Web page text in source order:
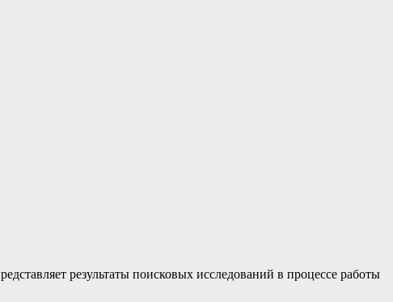
результаты поисковых исследований в процессе работы